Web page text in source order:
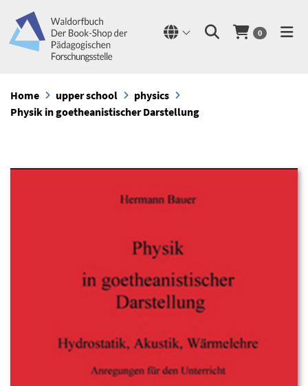
0
Home upper school
physics
Physik in goetheanistischer Darstellung